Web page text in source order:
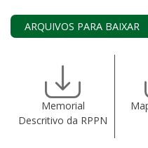
ARQUIVOS PARA BAIXAR
Memorial
Descritivo da RPPN